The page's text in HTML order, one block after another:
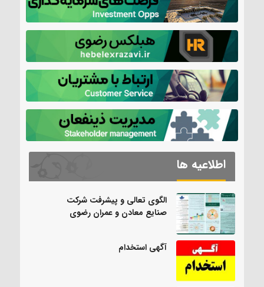
اطلاعیه ها
الگوی تعالی و پیشرفت شرکت
صنایع معادن و عمران رضوی
آگهی استخدام